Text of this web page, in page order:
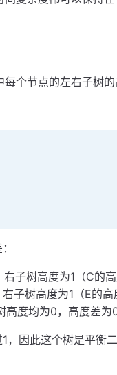
个节点的左右子树
子树高度为1（C的
子树高度为1（E的
高度均为0，高度差为
，因此这个树是平衡